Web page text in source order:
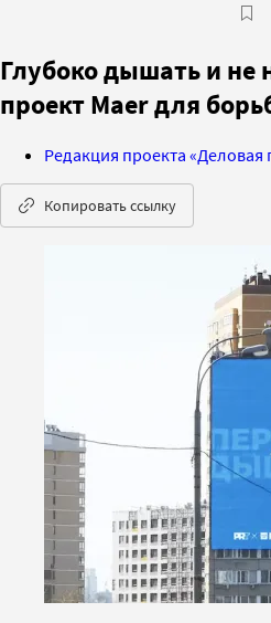
Глубоко дышать и не
проект Maer для
Редакция проекта «Деловая
Копировать ссылку